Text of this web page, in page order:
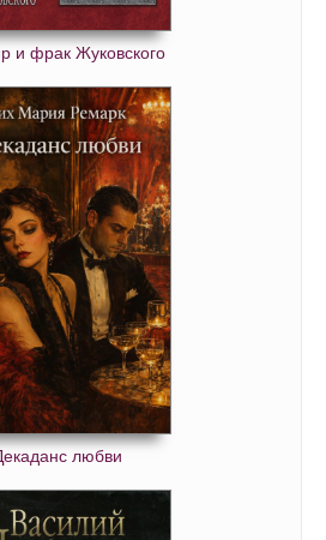
и фрак Жуковского
любви